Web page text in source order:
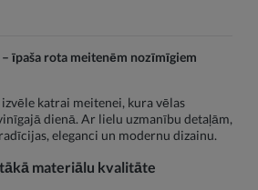
– īpaša rota meitenēm nozīmīgiem
katrai meitenei, kura vēlas
dienā. Ar lielu uzmanību detaļām,
eleganci un modernu dizainu.
materiālu kvalitāte